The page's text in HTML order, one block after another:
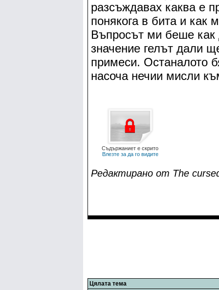
разсъждавах каква е
понякога в бита и как
Въпросът ми беше как
значение гелът дали
примеси. Останалото
насоча нечии мисли
Съдържаниет е скрито
Влезте за да го видите
Редактирано от The
Цялата тема